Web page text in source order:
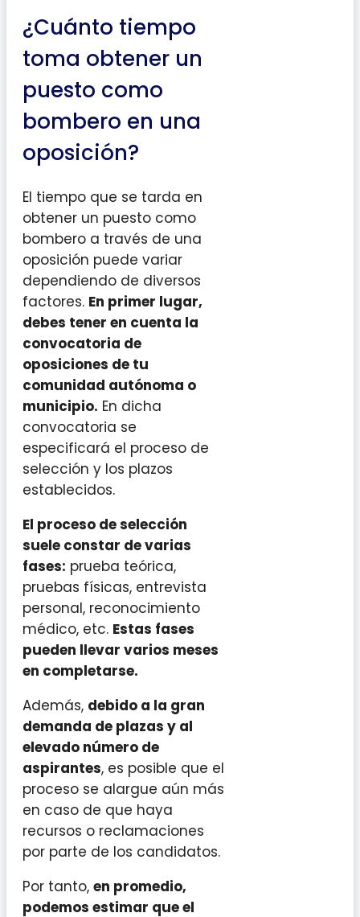
¿Cuánto tiempo
toma obtener un
puesto como
bombero en una
oposición?
El tiempo que se tarda en
obtener un puesto como
bombero a través de una
oposición puede variar
dependiendo de diversos
factores. En primer lugar,
debes tener en cuenta la
convocatoria de
oposiciones de tu
comunidad autónoma o
municipio. En dicha
convocatoria se
especificará el proceso de
selección y los plazos
establecidos.
El proceso de selección
suele constar de varias
fases: prueba teórica,
pruebas físicas, entrevista
personal, reconocimiento
médico, etc. Estas fases
pueden llevar varios meses
en completarse.
Además, debido a la gran
demanda de plazas y al
elevado número de
aspirantes, es posible que el
proceso se alargue aún más
en caso de que haya
recursos o reclamaciones
por parte de los candidatos.
Por tanto, en promedio,
podemos estimar que el